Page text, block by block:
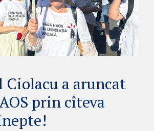
Ciolacu a aruncat
prin cîteva